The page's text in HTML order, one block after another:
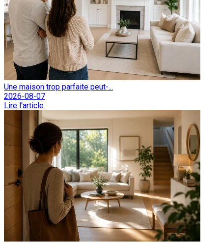
Une maison trop parfaite peut-...
2026-08-07
Lire l'article